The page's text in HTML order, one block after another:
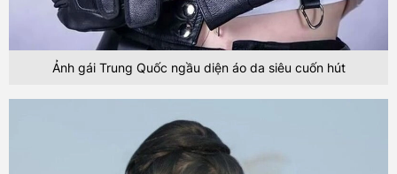
Ảnh gái Trung Quốc ngầu diện áo da siêu cuốn hút